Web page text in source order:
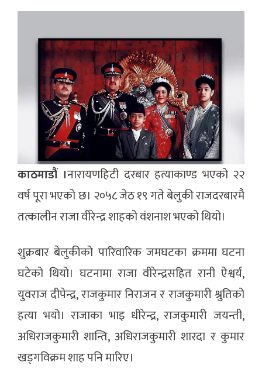
काठमाडौं ।नारायणहिटी दरबार हत्याकाण्ड भएको २२
वर्ष पूरा भएको छ। २०५८ जेठ १९ गते बेलुकी राजदरबारमै
तत्कालीन राजा वीरेन्द्र शाहको वंशनाश भएको थियो।
शुक्रबार बेलुकीको पारिवारिक जमघटका क्रममा घटना
घटेको थियो। घटनामा राजा वीरेन्द्रसहित रानी ऐश्वर्य,
युवराज दीपेन्द्र, राजकुमार निराजन र राजकुमारी श्रुतिको
हत्या भयो। राजाका भाइ धीरेन्द्र, राजकुमारी जयन्ती,
अधिराजकुमारी शान्ति, अधिराजकुमारी शारदा र कुमार
खड्गविक्रम शाह पनि मारिए।